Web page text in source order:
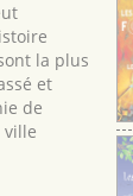
la plus
et
de
ville